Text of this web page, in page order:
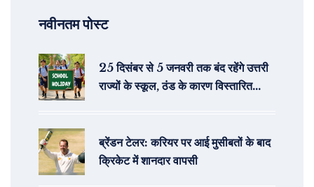
नवीनतम पोस्ट
25 दिसंबर से 5 जनवरी तक बंद रहेंगे उत्तरी
राज्यों के स्कूल, ठंड के कारण विस्तारित
ब्रेंडन टेलर: करियर पर आई मुसीबतों के बाद
क्रिकेट में शानदार वापसी